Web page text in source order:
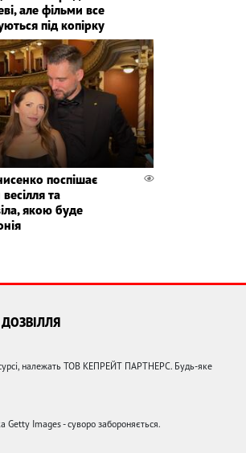
але фільми все
під копірку
поспішає
весілля та
якою буде
ДОЗВІЛЛЯ
належать ТОВ КЕПРЕЙТ ПАРТНЕРС. Будь-яке
Getty Images - суворо забороняється.